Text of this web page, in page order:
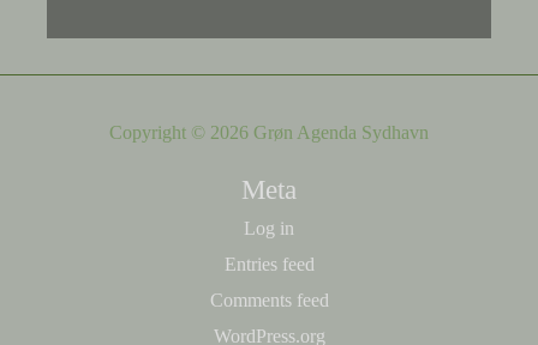
Copyright © 2026 Grøn Agenda Sydhavn
Meta
Log in
Entries feed
Comments feed
WordPress.org